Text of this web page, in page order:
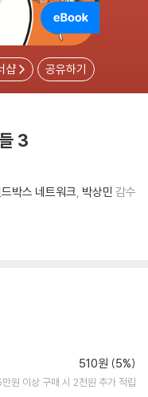
샵 공유하기
3
박스 네트워크 박상민 감수
510원 (5%)
원 이상 구매 시 2천원 추가 적립